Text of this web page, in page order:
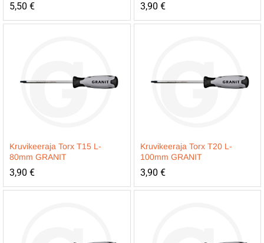
5,50 € 3,90 €
Kruvikeeraja Torx T15 L-
80mm GRANIT
3,90 €
Kruvikeeraja Torx T20 L-
100mm GRANIT
3,90 €